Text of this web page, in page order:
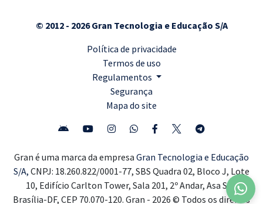
© 2012 - 2026 Gran Tecnologia e Educação S/A
Política de privacidade
Termos de uso
Regulamentos
Segurança
Mapa do site
Gran é uma marca da empresa Gran Tecnologia e Educação
S/A, CNPJ: 18.260.822/0001-77, SBS Quadra 02, Bloco J, Lote
10, Edifício Carlton Tower, Sala 201, 2º Andar, Asa Sul,
Brasília-DF, CEP 70.070-120. Gran - 2026 © Todos os direitos